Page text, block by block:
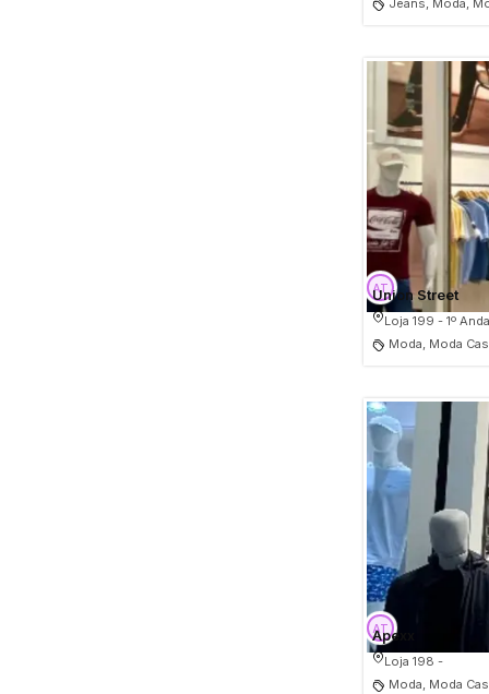
Jeans, Moda,
Union Street
Loja 199 - 1º
Moda, Moda
Apexx
Loja 198 -
Moda, Moda